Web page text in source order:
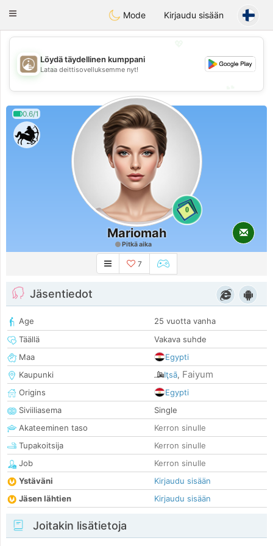
Bahebik
Toggle
Mode Kirjaudu sisään
💖
💕
Löydä täydellinen kumppani
Lataa deittisovelluksemme nyt!
0.6/1
0
Mariomah
Pitkä aika
7
Jäsentiedot
Age
25 vuotta vanha
Täällä
Vakava suhde
Maa
Egypti
Kaupunki
Iţsā, Faiyum
Origins
Egypti
Siviiliasema
Single
Akateeminen taso
Kerron sinulle
Tupakoitsija
Kerron sinulle
Job
Kerron sinulle
Ystäväni
Kirjaudu sisään
Jäsen lähtien
Kirjaudu sisään
Joitakin lisätietoja